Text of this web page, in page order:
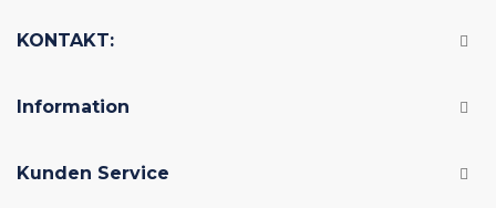
KONTAKT:
Information
Kunden Service